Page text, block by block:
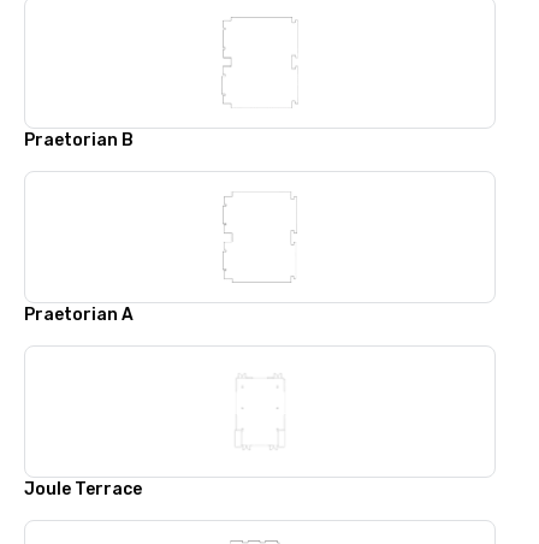
Praetorian B
Praetorian A
Joule Terrace